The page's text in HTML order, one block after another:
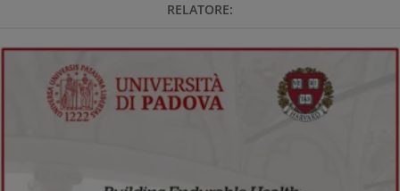
RELATORE:
Immagine